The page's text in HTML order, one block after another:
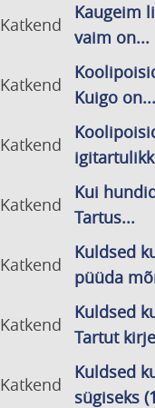
Katkend
Kaugeim
vaim on...
Katkend
Kuigo on...
Katkend
Katkend
Kui
Tartus...
Katkend
Kuldsed
püüda
Katkend
Kuldsed
Tartut
Katkend
Kuldsed
sügiseks